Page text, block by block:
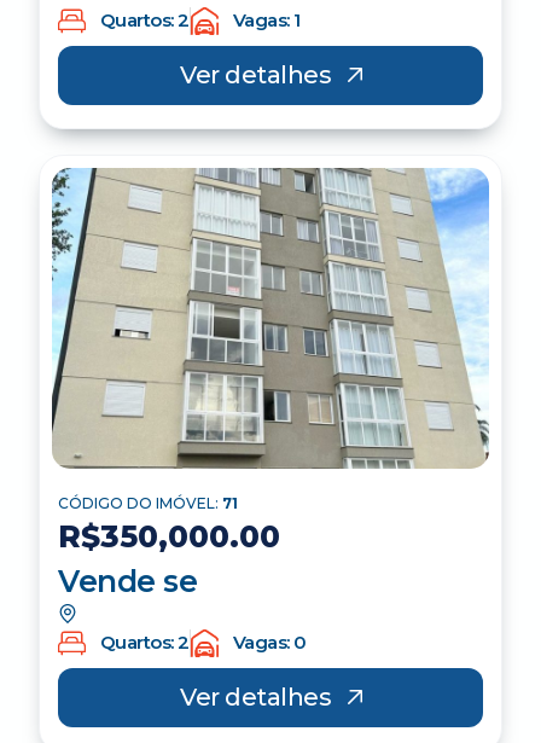
Quartos: 2
Vagas: 1
Ver detalhes
CÓDIGO DO IMÓVEL: 71
R$350,000.00
Vende se
Quartos: 2 Vagas: 0
Ver detalhes